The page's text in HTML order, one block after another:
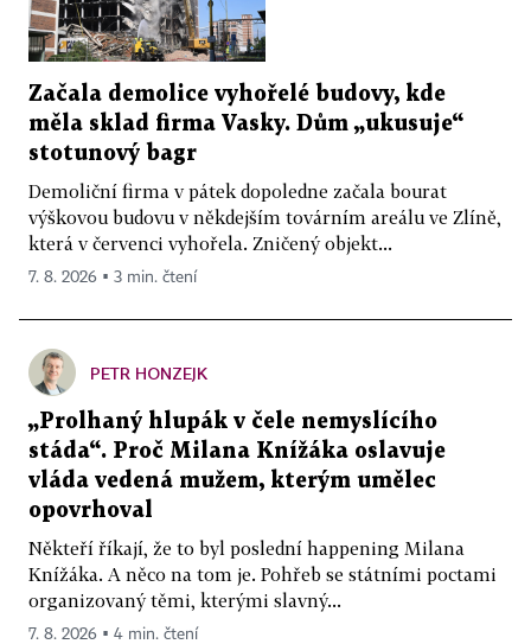
Začala demolice vyhořelé budovy, kde
měla sklad firma Vasky. Dům „ukusuje“
stotunový bagr
Demoliční firma v pátek dopoledne začala bourat
výškovou budovu v někdejším továrním areálu ve Zlíně,
která v červenci vyhořela. Zničený objekt...
7. 8. 2026 ▪ 3 min. čtení
PETR HONZEJK
„Prolhaný hlupák v čele nemyslícího
stáda“. Proč Milana Knížáka oslavuje
vláda vedená mužem, kterým umělec
opovrhoval
Někteří říkají, že to byl poslední happening Milana
Knížáka. A něco na tom je. Pohřeb se státními poctami
organizovaný těmi, kterými slavný...
7. 8. 2026 ▪ 4 min. čtení